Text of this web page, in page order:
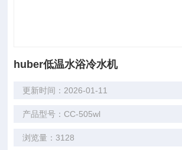
huber低温水浴冷水机
更新时间：2026-01-11
产品型号：CC-505wl
浏览量：3128